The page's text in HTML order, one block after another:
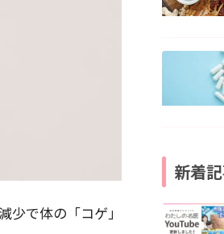
で体の「コゲ」
新着